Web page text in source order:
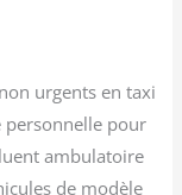
urgents en taxi
personnelle pour
ambulatoire
de modèle